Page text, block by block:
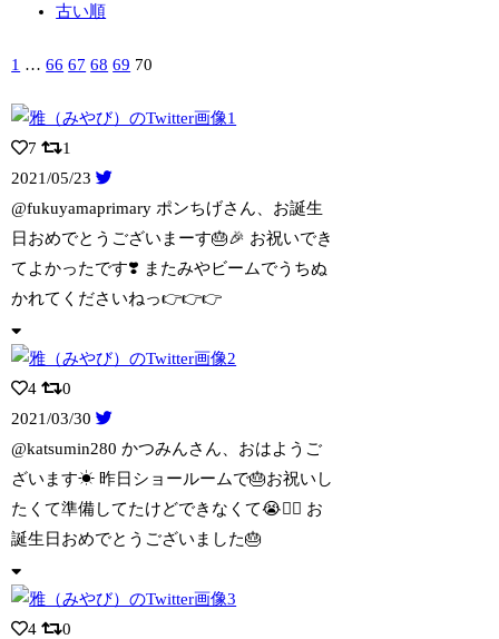
古い順
1 … 66 67 68 69 70
7
1
2021/05/23
@fukuyamaprimary ポンちげさん、お誕生
日おめでとうございまーす🎂🎉 お祝いでき
てよかったです❣️ またみやビームでうちぬ
かれてくださいねっ👉👉👉
4
0
2021/03/30
@katsumin280 かつみんさん、おはようご
ざいます☀ 昨日ショールームで🎂お祝いし
たくて準備してたけどできなくて😭🙇‍♀️ お
誕生日おめでとうございました🎂
4
0